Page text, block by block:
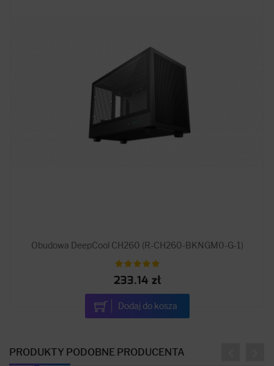
Obudowa DeepCool CH260 (R-CH260-BKNGM0-G-1)
233.14 zł
Dodaj do kosza
PRODUKTY PODOBNE PRODUCENTA